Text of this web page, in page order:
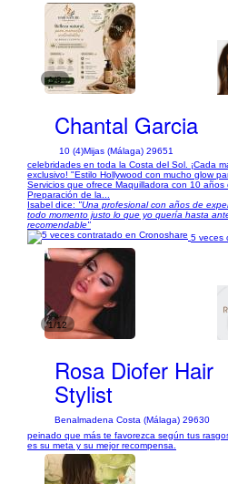
1/8
Chantal Garcia
10 (4)Mijas (Málaga) 29651
celebridades en toda la Costa del Sol. ¡Cada
exclusivo! "Estilo Hollywood con mucho glow
Servicios que ofrece Maquilladora con 10
Preparación de la...
Isabel dice: "Una profesional con años de
todo momento justo lo que yo quería hasta
recomendable"
5 veces
1/12
Rosa Diofer Hair
Stylist
Benalmadena Costa (Málaga) 29630
peinado que más te favorezca según tus
es su meta y su mejor recompensa.